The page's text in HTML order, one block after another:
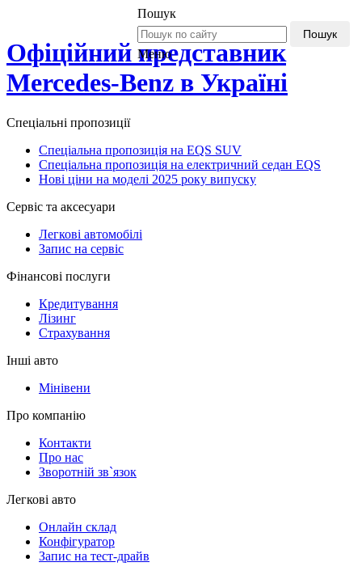
Офіційний представник
Mercedes-Benz в Україні
Пошук
Пошук
Меню
Спеціальні пропозиції
Спеціальна пропозиція на EQS SUV
Спеціальна пропозиція на електричний седан EQS
Нові ціни на моделі 2025 року випуску
Сервіс та аксесуари
Легкові автомобілі
Запис на сервіс
Фінансові послуги
Кредитування
Лізинг
Страхування
Інші авто
Мінівени
Про компанію
Контакти
Про нас
Зворотній зв`язок
Легкові авто
Онлайн склад
Конфігуратор
Запис на тест-драйв